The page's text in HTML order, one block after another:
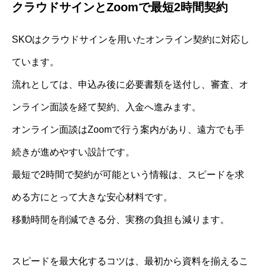
クラウドサインとZoomで最短2時間契約
SKOはクラウドサインを用いたオンライン契約に対応し
ています。
流れとしては、申込み後に必要書類を送付し、審査、オ
ンライン面談を経て契約、入金へ進みます。
オンライン面談はZoomで行う案内があり、遠方でも手
続きが進めやすい設計です。
最短で2時間で契約が可能という情報は、スピードを求
める方にとって大きな安心材料です。
移動時間を削減できる分、実務の負担も減ります。
スピードを最大化するコツは、最初から資料を揃えるこ